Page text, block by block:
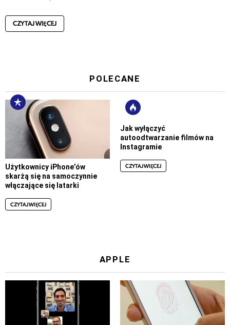
CZYTAJ WIĘCEJ
POLECANE
Użytkownicy iPhone’ów
skarżą się na samoczynnie
włączające się latarki
CZYTAJ WIĘCEJ
Jak wyłączyć
autoodtwarzanie filmów na
Instagramie
CZYTAJ WIĘCEJ
APPLE